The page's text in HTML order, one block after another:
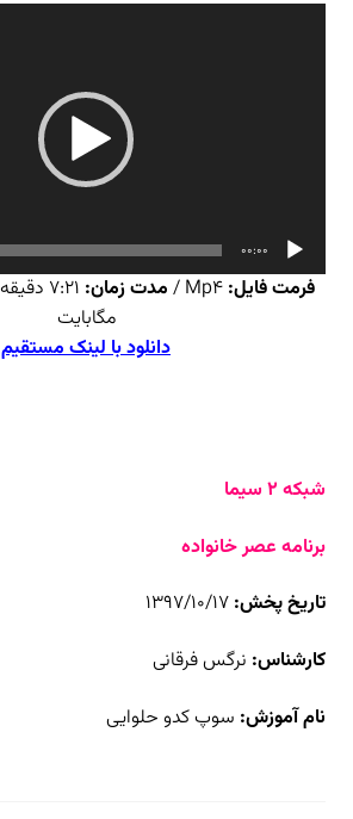
00:00
فرمت فایل: مدت زمان:
مگابایت
دانلود با لینک مستقیم
شبکه ۲ سیما
برنامه عصر خانواده
تاریخ پخش:
کارشناس: نرگس فرقانی
نام آموزش: سوپ کدو حلوایی